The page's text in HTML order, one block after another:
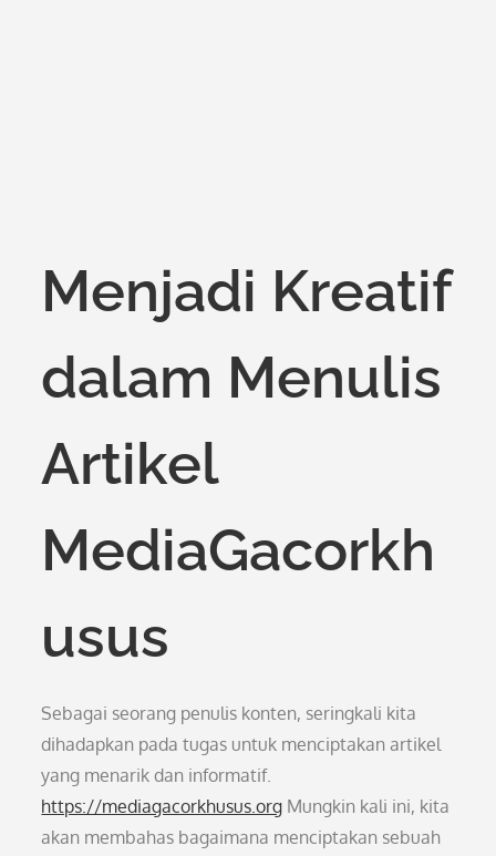
Menjadi Kreatif
dalam Menulis
Artikel
MediaGacorkh
usus
Sebagai seorang penulis konten, seringkali kita
dihadapkan pada tugas untuk menciptakan artikel
yang menarik dan informatif.
https://mediagacorkhusus.org Mungkin kali ini, kita
akan membahas bagaimana menciptakan sebuah